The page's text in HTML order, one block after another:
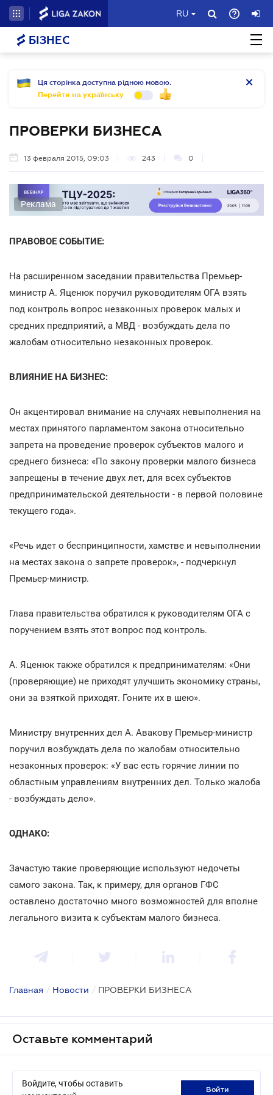
RU
БІЗНЕС
Ця сторінка доступна рідною мовою.
Перейти на українську
ПРОВЕРКИ БИЗНЕСА
13 февраля 2015, 09:03 243 0
Реклама
ПРАВОВОЕ СОБЫТИЕ:
На расширенном заседании правительства Премьер-
министр А. Яценюк поручил руководителям ОГА взять
под контроль вопрос незаконных проверок малых и
средних предприятий, а МВД - возбуждать дела по
жалобам относительно незаконных проверок.
ВЛИЯНИЕ НА БИЗНЕС:
Он акцентировал внимание на случаях невыполнения на
местах принятого парламентом закона относительно
запрета на проведение проверок субъектов малого и
среднего бизнеса: «По закону проверки малого бизнеса
запрещены в течение двух лет, для всех субъектов
предпринимательской деятельности - в первой половине
текущего года».
«Речь идет о беспринципности, хамстве и невыполнении
на местах закона о запрете проверок», - подчеркнул
Премьер-министр.
Глава правительства обратился к руководителям ОГА с
поручением взять этот вопрос под контроль.
А. Яценюк также обратился к предпринимателям: «Они
(проверяющие) не приходят улучшить экономику страны,
они за взяткой приходят. Гоните их в шею».
Министру внутренних дел А. Авакову Премьер-министр
поручил возбуждать дела по жалобам относительно
незаконных проверок: «У вас есть горячие линии по
областным управлениям внутренних дел. Только жалоба
- возбуждать дело».
ОДНАКО:
Зачастую такие проверяющие используют недочеты
самого закона. Так, к примеру, для органов ГФС
оставлено достаточно много возможностей для вполне
легального визита к субъектам малого бизнеса.
Главная / Новости / ПРОВЕРКИ БИЗНЕСА
Оставьте комментарий
Войдите, чтобы оставить
войти